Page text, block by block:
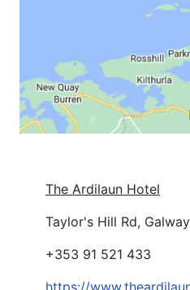
The Ardilaun Hotel
Taylor's Hill Rd,
+353 91 521 433